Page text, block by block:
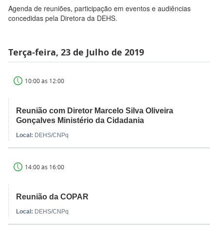
Agenda de reuniões, participação em eventos e audiências
concedidas pela Diretora da DEHS.
Terça-feira, 23 de Julho de 2019
10:00 às 12:00
Reunião com Diretor Marcelo Silva Oliveira
Gonçalves Ministério da Cidadania
Local: DEHS/CNPq
14:00 às 16:00
Reunião da COPAR
Local: DEHS/CNPq